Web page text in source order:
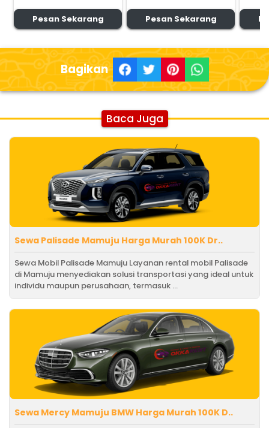
Pesan Sekarang Pesan Sekarang
Bagikan
Baca Juga
Sewa Palisade Mamuju Harga Murah 100K Dr..
Sewa Mobil Palisade Mamuju Layanan rental mobil Palisade
di Mamuju menyediakan solusi transportasi yang ideal untuk
individu maupun perusahaan, termasuk ...
Sewa Mercy Mamuju BMW Harga Murah 100K D..